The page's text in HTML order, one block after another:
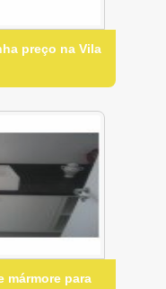
preço na Vila
mármore para